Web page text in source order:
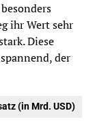
ihr Wert sehr
Diese
der
(in Mrd. USD)